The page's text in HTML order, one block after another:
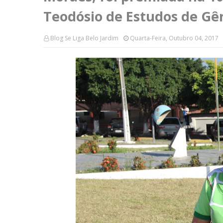
Teodósio de Estudos de
Blog Se Liga Belo Jardim Quarta-Feira, Outubro 04, 2017